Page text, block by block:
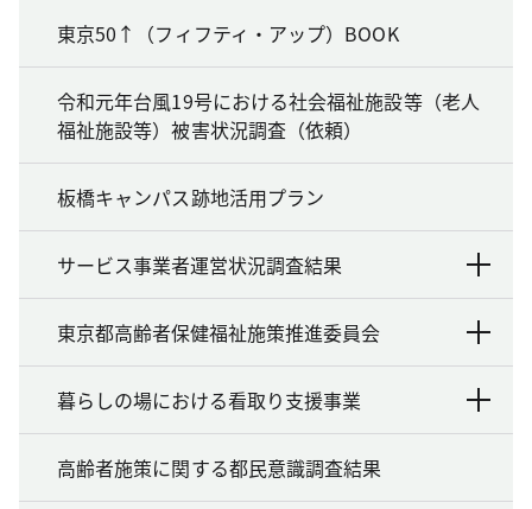
東京50↑（フィフティ・アップ）BOOK
令和元年台風19号における社会福祉施設等（老人
福祉施設等）被害状況調査（依頼）
板橋キャンパス跡地活用プラン
サービス事業者運営状況調査結果
東京都高齢者保健福祉施策推進委員会
暮らしの場における看取り支援事業
高齢者施策に関する都民意識調査結果